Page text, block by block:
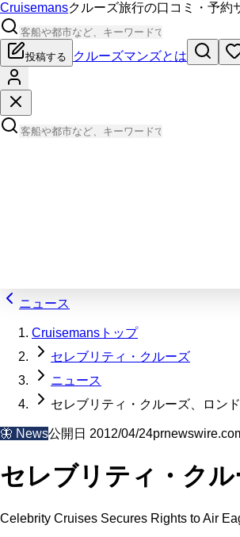
Cruisemansクルーズ旅行の口コミ・予約
投稿する クルーズマンズとは
ニュース
Cruisemansトップ
セレブリティ・クルーズ
ニュース
セレブリティ・クルーズ、ロン
🦋 News公開日 2012/04/24
セレブリティ・ク
Celebrity Cruises Secures Rights to Air